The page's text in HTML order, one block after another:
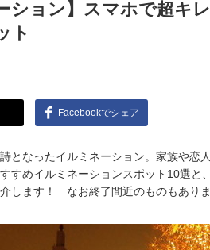
ション】スマホで超キ
ト
Facebookでシェア
となったイルミネーション。家族や恋
すめイルミネーションスポット10選と
します！ なお終了間近のものもありま